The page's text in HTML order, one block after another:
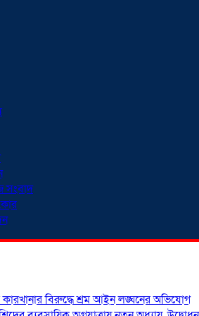
সংবাদ
বিরুদ্ধে শ্রম আইন লঙ্ঘনের অভিযোগ